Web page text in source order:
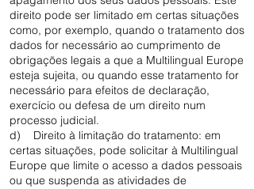
direito pode ser limitado em certas situações
como, por exemplo, quando o tratamento dos
dados for necessário ao cumprimento de
obrigações legais a que a Multilingual Europe
esteja sujeita, ou quando esse tratamento for
necessário para efeitos de declaração,
exercício ou defesa de um direito num
processo judicial.
d) Direito à limitação do tratamento: em
certas situações, pode solicitar à Multilingual
Europe que limite o acesso a dados pessoais
ou que suspenda as atividades de